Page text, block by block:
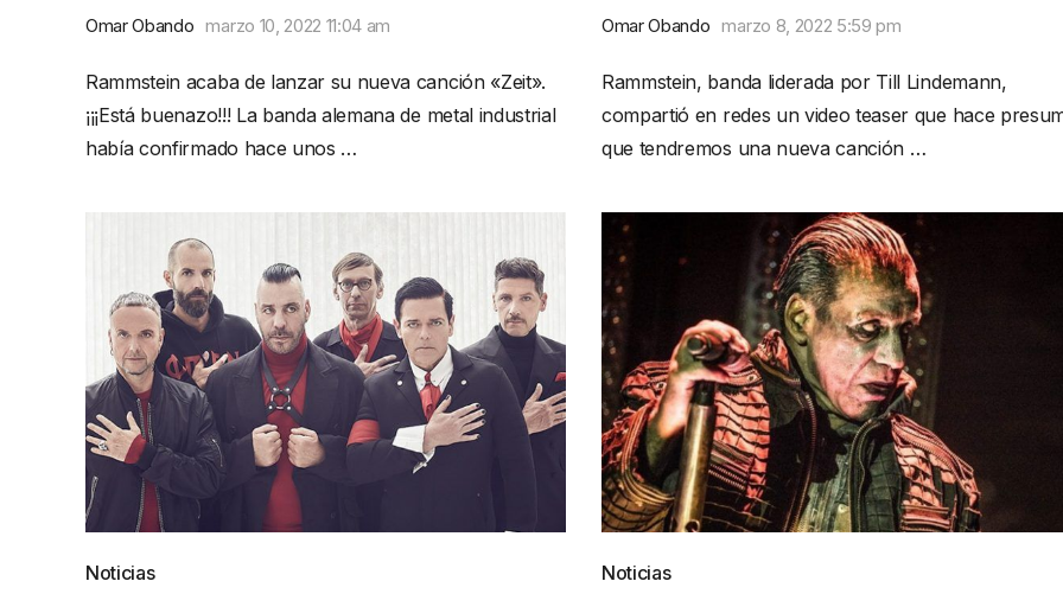
Omar Obando marzo 10, 2022 11:04 am
Rammstein acaba de lanzar su nueva canción «Zeit».
¡¡¡Está buenazo!!! La banda alemana de metal industrial
había confirmado hace unos …
Omar Obando marzo 8, 2022 5:59 pm
Rammstein, banda liderada por Till Lindemann,
compartió en redes un video teaser que hace
que tendremos una nueva canción …
Noticias Noticias